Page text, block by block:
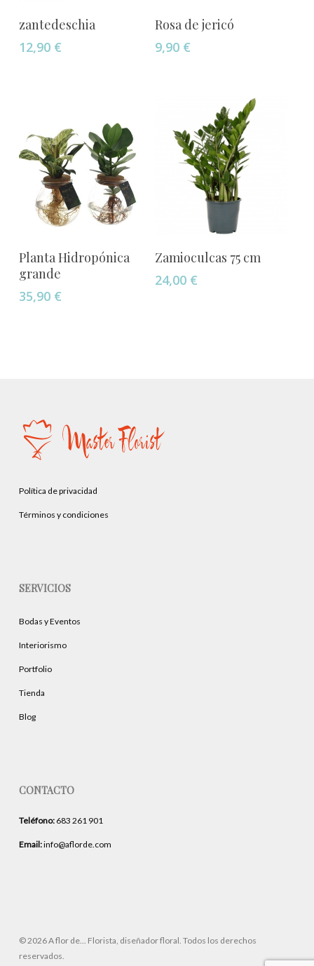
Añadir Al Carrito
zantedeschia
12,90 €
Añadir Al Carrito
Rosa de jericó
9,90 €
Añadir Al Carrito
Planta Hidropónica
grande
35,90 €
Añadir Al Carrito
Zamioculcas 75 cm
24,00 €
Política de privacidad
Términos y condiciones
SERVICIOS
Bodas y Eventos
Interiorismo
Portfolio
Tienda
Blog
CONTACTO
Teléfono:683 261 901
Email:info@aflorde.com
© 2026 A flor de... Florista, diseñador floral. Todos los derechos
reservados.